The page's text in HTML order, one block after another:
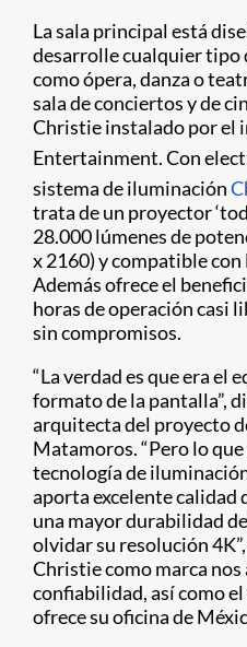
La sala principal está
desarrolle cualquier tipo
como ópera, danza o
sala de conciertos y de
Christie instalado por el
Entertainment. Con
sistema de iluminación
trata de un proyector
28.000 lúmenes de
x 2160) y compatible
Además ofrece el
horas de operación casi
sin compromisos.
“La verdad es que era el
formato de la pantalla”,
arquitecta del proyecto
Matamoros. “Pero lo
tecnología de
aporta excelente calidad
una mayor durabilidad
olvidar su resolución
Christie como marca nos
confiabilidad, así como
ofrece su oficina de